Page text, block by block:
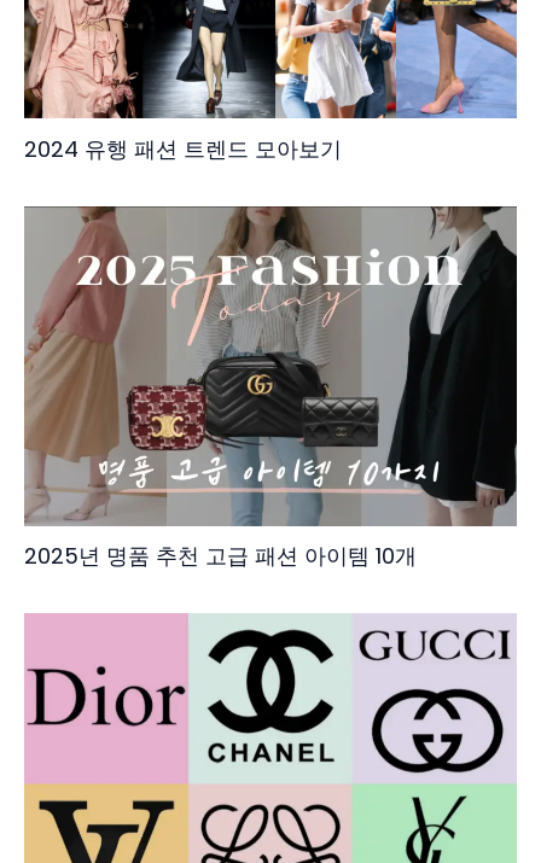
2024 유행 패션 트렌드 모아보기
2025년 명품 추천 고급 패션 아이템 10개